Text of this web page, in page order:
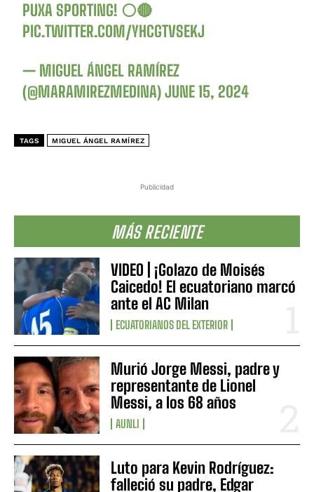
Publicidad
MÁS RECIENTE
VIDEO | ¡Golazo de Moisés
Caicedo! El ecuatoriano marcó
ante el AC Milan
ECUATORIANOS DEL EXTERIOR
Murió Jorge Messi, padre y
representante de Lionel
Messi, a los 68 años
AUNLI
Luto para Kevin Rodríguez:
falleció su padre, Edgar
PUXA SPORTING! ⚪️🔴
PIC.TWITTER.COM/YHCGTVSEKJ
— MIGUEL ÁNGEL RAMÍREZ
(@MARAMIREZMEDINA)JUNE 15, 2024
TAGS MIGUEL ÁNGEL RAMÍREZ